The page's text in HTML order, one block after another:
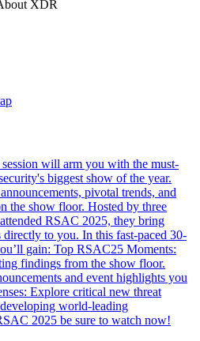
XDR
will arm you with the must-
biggest show of the year.
pivotal trends, and
the show floor. Hosted by three
RSAC 2025, they bring
to you. In this fast-paced 30-
gain: Top RSAC25 Moments:
findings from the show floor.
and event highlights you
Explore critical new threat
world-leading
2025 be sure to watch now!